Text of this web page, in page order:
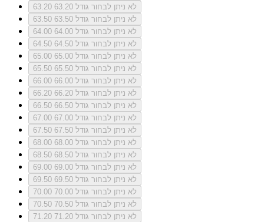
63.20
לא ניתן לבחור גודל 63.20
63.50
לא ניתן לבחור גודל 63.50
64.00
לא ניתן לבחור גודל 64.00
64.50
לא ניתן לבחור גודל 64.50
65.00
לא ניתן לבחור גודל 65.00
65.50
לא ניתן לבחור גודל 65.50
66.00
לא ניתן לבחור גודל 66.00
66.20
לא ניתן לבחור גודל 66.20
66.50
לא ניתן לבחור גודל 66.50
67.00
לא ניתן לבחור גודל 67.00
67.50
לא ניתן לבחור גודל 67.50
68.00
לא ניתן לבחור גודל 68.00
68.50
לא ניתן לבחור גודל 68.50
69.00
לא ניתן לבחור גודל 69.00
69.50
לא ניתן לבחור גודל 69.50
70.00
לא ניתן לבחור גודל 70.00
70.50
לא ניתן לבחור גודל 70.50
71.20
לא ניתן לבחור גודל 71.20